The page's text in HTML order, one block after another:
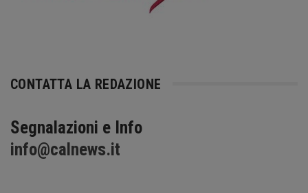
CONTATTA LA REDAZIONE
Segnalazioni e Info
info@calnews.it